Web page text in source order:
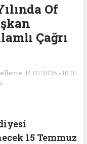
Of
Çağrı
14.07.2026 - 10:01
15 Temmuz